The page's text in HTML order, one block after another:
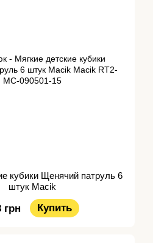
кубики Щенячий патруль 6
штук Macik
грн Купить